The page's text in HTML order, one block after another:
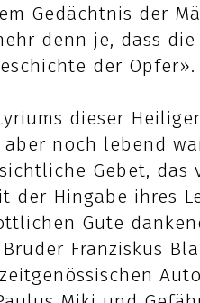
Gedächtnis der
denn je, dass
der Opfer».
dieser
noch lebend
Gebet, das
der Hingabe ihres
Güte
Franziskus